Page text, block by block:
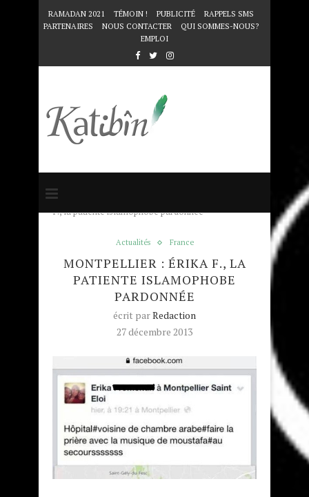
RAMADAN 2021 TÉMOIN ! PUBLICITÉ
RAPPELS SMS
PARTENAIRES
NOUS CONTACTER
QUI SOMMES-NOUS?
EMPLOI
Accueil
F., la patiente islamophobe pardonnée
Actualités France
MONTPELLIER : ÉRIKA F., LA
PATIENTE ISLAMOPHOBE
PARDONNÉE
écrit parRedaction
27 décembre 2013